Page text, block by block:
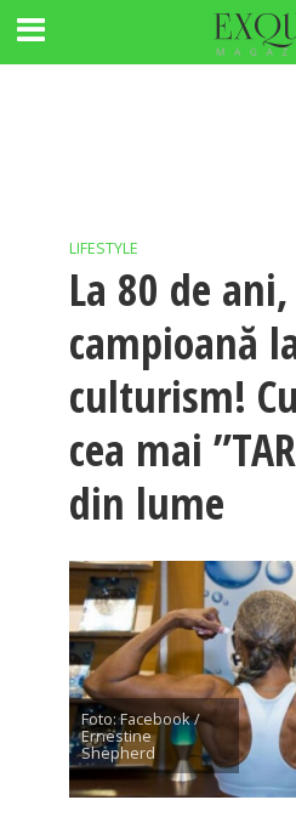
LIFESTYLE
La 80 de
campioană
culturism!
cea mai
din lume
Foto: Facebook /
Ernestine
Shepherd